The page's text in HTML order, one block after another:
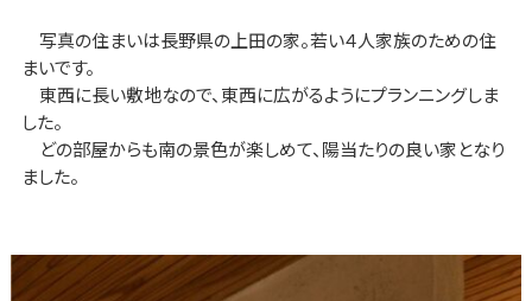
写真の住まいは長野県の上田の家。若い４人家族のための住
まいです。
東西に長い敷地なので、東西に広がるようにプランニングしま
した。
どの部屋からも南の景色が楽しめて、陽当たりの良い家となり
ました。